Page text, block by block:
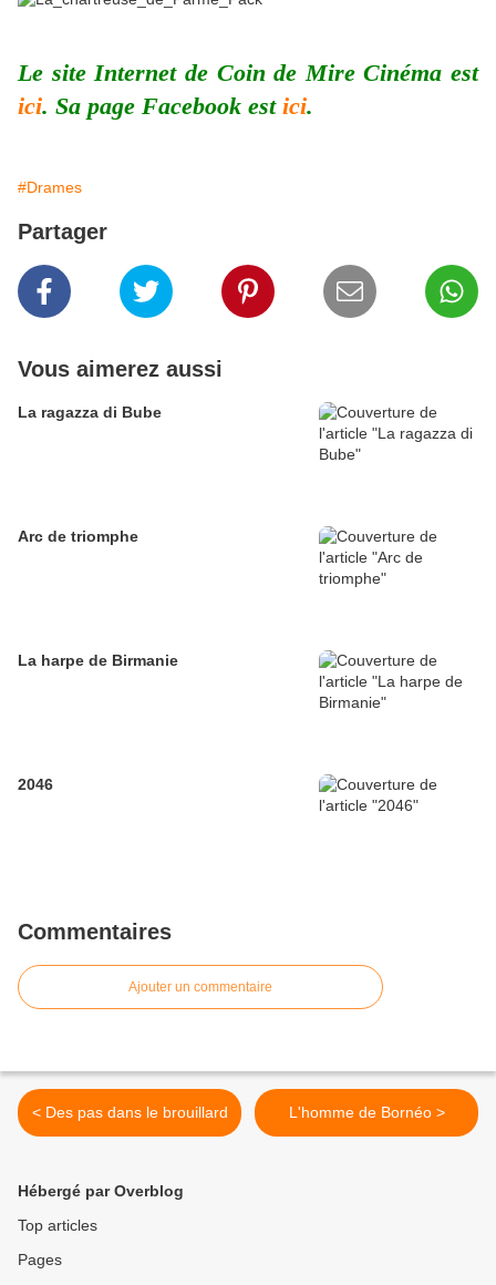
Le site Internet de Coin de Mire Cinéma est
ici. Sa page Facebook est ici.
#Drames
Partager
Vous aimerez aussi
La ragazza di Bube
Arc de triomphe
La harpe de Birmanie
2046
Commentaires
Ajouter un commentaire
< Des pas dans le brouillard L'homme de Bornéo >
Hébergé par Overblog
Top articles
Pages